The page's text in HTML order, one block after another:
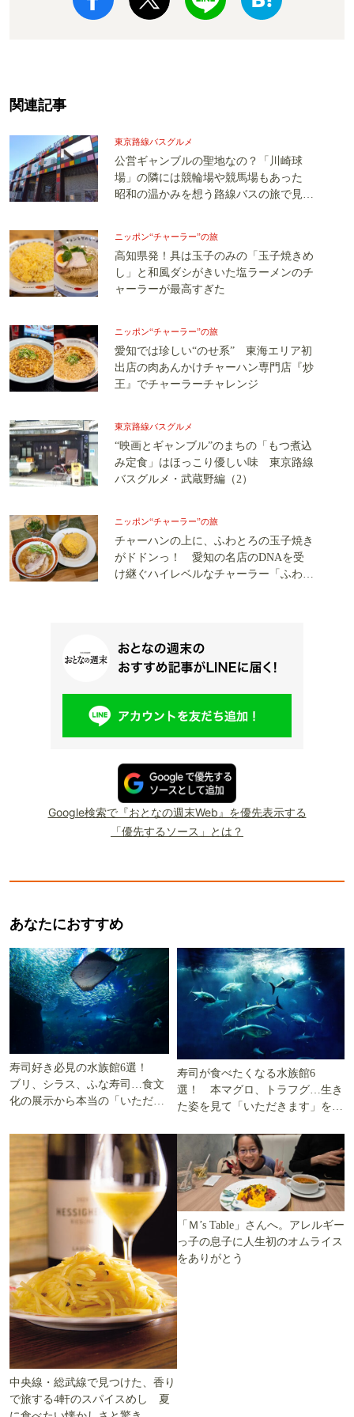
関連記事
東京路線バスグルメ
公営ギャンブルの聖地なの？「川崎球
場」の隣には競輪場や競馬場もあった
昭和の温かみを想う路線バスの旅で見つ
ニッポン“チャーラー”の旅
高知県発！具は玉子のみの「玉子焼きめ
し」と和風ダシがきいた塩ラーメンのチ
ャーラーが最高すぎた
ニッポン“チャーラー”の旅
愛知では珍しい“のせ系” 東海エリア初
出店の肉あんかけチャーハン専門店『炒
王』でチャーラーチャレンジ
東京路線バスグルメ
“映画とギャンブル”のまちの「もつ煮込
み定食」はほっこり優しい味 東京路線
バスグルメ・武蔵野編（2）
ニッポン“チャーラー”の旅
チャーハンの上に、ふわとろの玉子焼き
がドドンっ！ 愛知の名店のDNAを受
け継ぐハイレベルなチャーラー「ふわと
Google検索で『おとなの週末Web』を優先表示する
「優先するソース」とは？
あなたにおすすめ
寿司好き必見の水族館6選！
ブリ、シラス、ふな寿司…食文
化の展示から本当の「いただき
寿司が食べたくなる水族館6
選！ 本マグロ、トラフグ…生き
た姿を見て「いただきます」を考
中央線・総武線で見つけた、香り
で旅する4軒のスパイスめし 夏
「Ｍ’s Table」さんへ。アレルギー
っ子の息子に人生初のオムライス
をありがとう